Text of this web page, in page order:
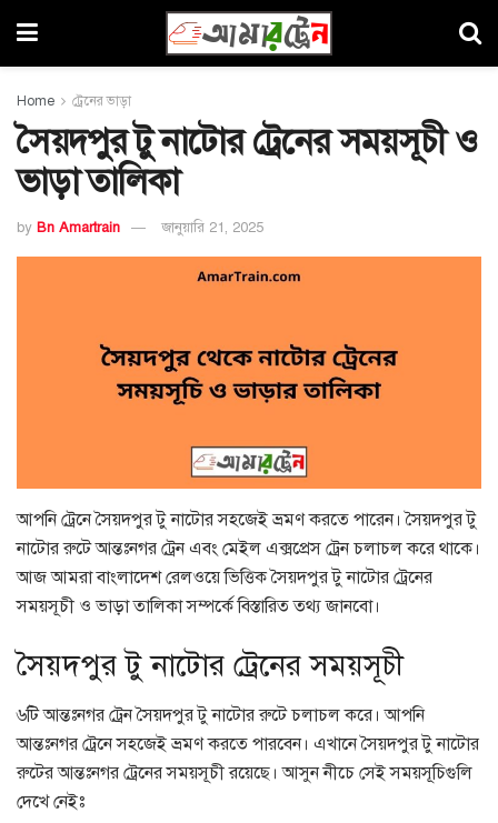
Home ট্রেনের ভাড়া
সৈয়দপুর টু নাটোর ট্রেনের সময়সূচী ও
ভাড়া তালিকা
by Bn Amartrain জানুয়ারি 21, 2025
আপনি ট্রেনে সৈয়দপুর টু নাটোর সহজেই ভ্রমণ করতে পারেন। সৈয়দপুর টু
নাটোর রুটে আন্তঃনগর ট্রেন এবং মেইল এক্সপ্রেস ট্রেন চলাচল করে থাকে।
আজ আমরা বাংলাদেশ রেলওয়ে ভিত্তিক সৈয়দপুর টু নাটোর ট্রেনের
সময়সূচী ও ভাড়া তালিকা সম্পর্কে বিস্তারিত তথ্য জানবো।
সৈয়দপুর টু নাটোর ট্রেনের সময়সূচী
৬টি আন্তঃনগর ট্রেন সৈয়দপুর টু নাটোর রুটে চলাচল করে। আপনি
আন্তঃনগর ট্রেনে সহজেই ভ্রমণ করতে পারবেন। এখানে সৈয়দপুর টু নাটোর
রুটের আন্তঃনগর ট্রেনের সময়সূচী রয়েছে। আসুন নীচে সেই সময়সূচিগুলি
দেখে নেইঃ